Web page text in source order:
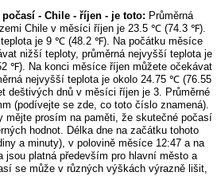
- Chile - říjen - je toto: Průměrná
Chile v měsíci říjen je 23.5 ℃ (74.3 ℉).
teplota je 9 ℃ (48.2 ℉). Na počátku měsíce
nižší teploty, průměrná nejvyšší teplota je
℉). Na konci měsíce říjen můžete očekávat
nejvyšší teplota je okolo 24.75 ℃ (76.55
deštivých dnů v měsíci říjen je 3. Průměrné
(podívejte se zde, co toto číslo znamená).
mějte prosím na paměti, že skutečné počasí
hodnot. Délka dne na začátku tohoto
a minuty), v polovině měsíce 12:47 a na
jsou platná především pro hlavní město a
se může v různých výškách výrazně lišit,